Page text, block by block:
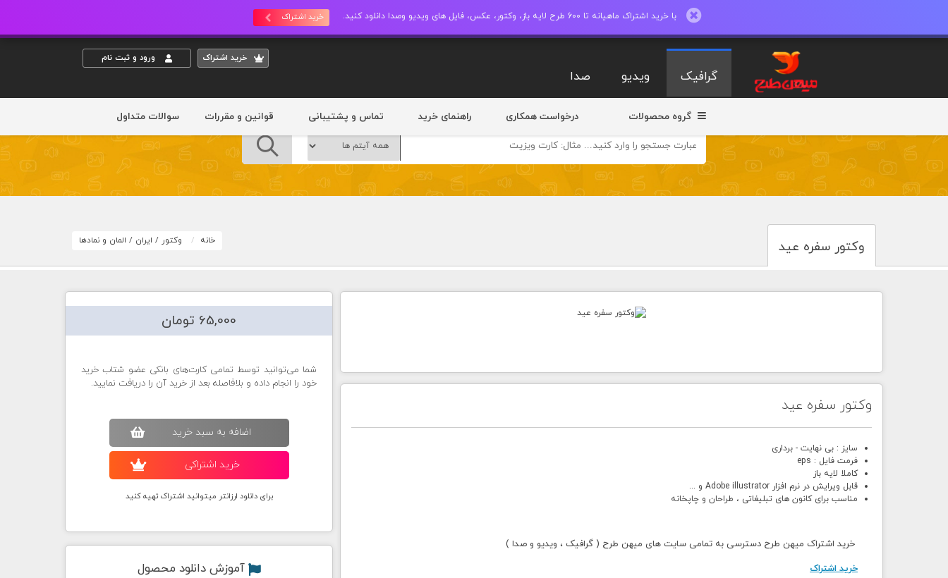
با خرید اشتراک ماهیانه تا 600 طرح لایه باز، وکتور، عکس، فایل های ویدیو وصدا دانلود کنید. خرید اشتراک
خريد اشتراک ورود و ثبت نام
گرافیک ویدیو صدا
گروه محصولات درخواست همکاری راهنمای خرید تماس و پشتیبانی قوانین و مقررات سوالات متداول
وکتور سفره عید خانه وکتور / ایران / المان و نمادها
وکتور سفره عید
سایز : بی نهایت - برداری
فرمت فایل : eps
کاملا لایه باز
قابل ویرایش در نرم افزار Adobe illustrator و ...
مناسب برای کانون های تبلیغاتی ، طراحان و چاپخانه
خرید اشتراک میهن طرح دسترسی به تمامی سایت های میهن طرح ( گرافیک ، ویدیو و صدا )
خرید اشتراک
65,000 تومان
شما می‌توانید توسط تمامی کارت‌های بانکی عضو شتاب خرید
خود را انجام داده و بلافاصله بعد از خرید آن را دریافت نمایید.
اضافه به سبد خريد
خريد اشتراکی
برای دانلود ارزانتر میتوانید اشتراک تهیه کنید
آموزش دانلود محصول